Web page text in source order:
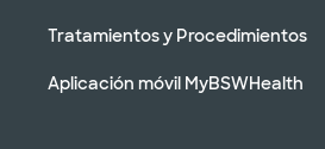
Tratamientos y Procedimientos
Aplicación móvil MyBSWHealth